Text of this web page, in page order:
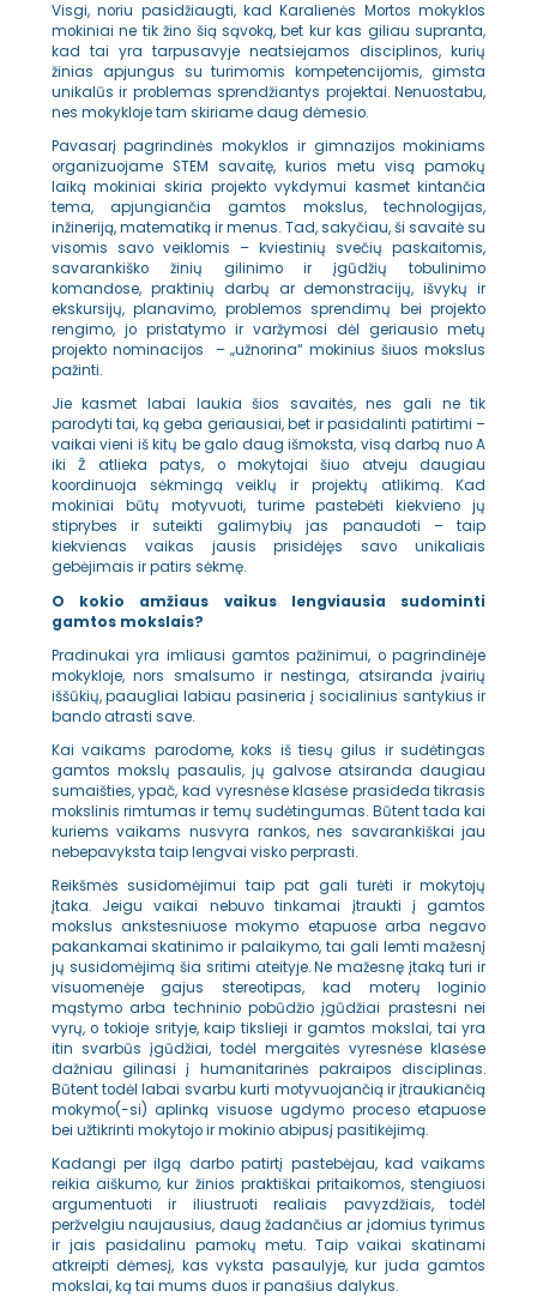
Visgi, noriu pasidžiaugti, kad Karalienės Mortos mokyklos
mokiniai ne tik žino šią sąvoką, bet kur kas giliau supranta,
kad tai yra tarpusavyje neatsiejamos disciplinos, kurių
žinias apjungus su turimomis kompetencijomis, gimsta
unikalūs ir problemas sprendžiantys projektai. Nenuostabu,
nes mokykloje tam skiriame daug dėmesio.
Pavasarį pagrindinės mokyklos ir gimnazijos mokiniams
organizuojame STEM savaitę, kurios metu visą pamokų
laiką mokiniai skiria projekto vykdymui kasmet kintančia
tema, apjungiančia gamtos mokslus, technologijas,
inžineriją, matematiką ir menus. Tad, sakyčiau, ši savaitė su
visomis savo veiklomis – kviestinių svečių paskaitomis,
savarankiško žinių gilinimo ir įgūdžių tobulinimo
komandose, praktinių darbų ar demonstracijų, išvykų ir
ekskursijų, planavimo, problemos sprendimų bei projekto
rengimo, jo pristatymo ir varžymosi dėl geriausio metų
projekto nominacijos – „užnorina“ mokinius šiuos mokslus
pažinti.
Jie kasmet labai laukia šios savaitės, nes gali ne tik
parodyti tai, ką geba geriausiai, bet ir pasidalinti patirtimi –
vaikai vieni iš kitų be galo daug išmoksta, visą darbą nuo A
iki Ž atlieka patys, o mokytojai šiuo atveju daugiau
koordinuoja sėkmingą veiklų ir projektų atlikimą. Kad
mokiniai būtų motyvuoti, turime pastebėti kiekvieno jų
stiprybes ir suteikti galimybių jas panaudoti – taip
kiekvienas vaikas jausis prisidėjęs savo unikaliais
gebėjimais ir patirs sėkmę.
O kokio amžiaus vaikus lengviausia sudominti
gamtos mokslais?
Pradinukai yra imliausi gamtos pažinimui, o pagrindinėje
mokykloje, nors smalsumo ir nestinga, atsiranda įvairių
iššūkių, paaugliai labiau pasineria į socialinius santykius ir
bando atrasti save.
Kai vaikams parodome, koks iš tiesų gilus ir sudėtingas
gamtos mokslų pasaulis, jų galvose atsiranda daugiau
sumaišties, ypač, kad vyresnėse klasėse prasideda tikrasis
mokslinis rimtumas ir temų sudėtingumas. Būtent tada kai
kuriems vaikams nusvyra rankos, nes savarankiškai jau
nebepavyksta taip lengvai visko perprasti.
Reikšmės susidomėjimui taip pat gali turėti ir mokytojų
įtaka. Jeigu vaikai nebuvo tinkamai įtraukti į gamtos
mokslus ankstesniuose mokymo etapuose arba negavo
pakankamai skatinimo ir palaikymo, tai gali lemti mažesnį
jų susidomėjimą šia sritimi ateityje. Ne mažesnę įtaką turi ir
visuomenėje gajus stereotipas, kad moterų loginio
mąstymo arba techninio pobūdžio įgūdžiai prastesni nei
vyrų, o tokioje srityje, kaip tikslieji ir gamtos mokslai, tai yra
itin svarbūs įgūdžiai, todėl mergaitės vyresnėse klasėse
dažniau gilinasi į humanitarinės pakraipos disciplinas.
Būtent todėl labai svarbu kurti motyvuojančią ir įtraukiančią
mokymo(-si) aplinką visuose ugdymo proceso etapuose
bei užtikrinti mokytojo ir mokinio abipusį pasitikėjimą.
Kadangi per ilgą darbo patirtį pastebėjau, kad vaikams
reikia aiškumo, kur žinios praktiškai pritaikomos, stengiuosi
argumentuoti ir iliustruoti realiais pavyzdžiais, todėl
peržvelgiu naujausius, daug žadančius ar įdomius tyrimus
ir jais pasidalinu pamokų metu. Taip vaikai skatinami
atkreipti dėmesį, kas vyksta pasaulyje, kur juda gamtos
mokslai, ką tai mums duos ir panašius dalykus.